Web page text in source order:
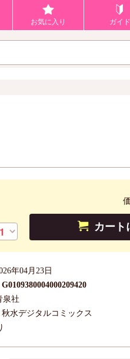
お気に入り ガイド
カート
年04月23日
G0109380004000209420
泉社
秋水デジタルコミックス